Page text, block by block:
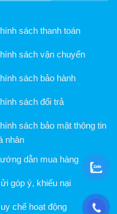
sách thanh toán
sách vận chuyển
sách bảo hành
sách đổi trả
sách bảo mật thông tin
nhân
dẫn mua hàng
góp ý, khiếu nại
chế hoạt động